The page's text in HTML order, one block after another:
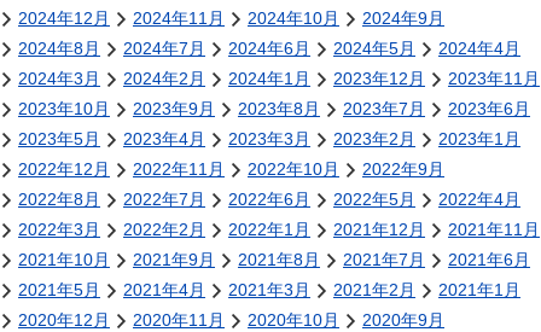
2024年12月
2024年11月 2024年10月
2024年9月
2024年8月
2024年7月 2024年6月 2024年5月
2024年4月
2024年3月
2024年2月 2024年1月 2023年12月
2023年11月
2023年10月
2023年9月 2023年8月 2023年7月
2023年6月
2023年5月
2023年4月 2023年3月 2023年2月
2023年1月
2022年12月
2022年11月 2022年10月
2022年9月
2022年8月
2022年7月 2022年6月 2022年5月
2022年4月
2022年3月
2022年2月 2022年1月 2021年12月
2021年11月
2021年10月
2021年9月 2021年8月 2021年7月
2021年6月
2021年5月
2021年4月 2021年3月 2021年2月
2021年1月
2020年12月
2020年11月 2020年10月
2020年9月